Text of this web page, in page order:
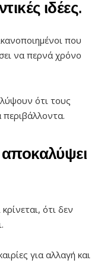
ιδέες.
που
να περνά χρόνο
ότι τους
ότι δεν
για αλλαγή και